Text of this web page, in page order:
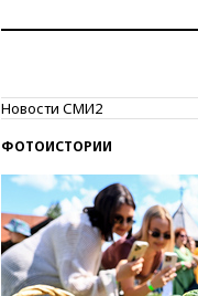
Новости СМИ2
ФОТОИСТОРИИ